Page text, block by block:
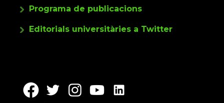
Programa de publicacions
Editorials universitàries a Twitter